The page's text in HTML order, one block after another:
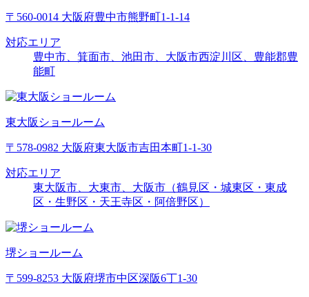
〒560-0014 大阪府豊中市熊野町1-1-14
対応エリア
豊中市、箕面市、池田市、大阪市西淀川区、豊能郡豊
能町
東大阪ショールーム
〒578-0982 大阪府東大阪市吉田本町1-1-30
対応エリア
東大阪市、大東市、大阪市（鶴見区・城東区・東成
区・生野区・天王寺区・阿倍野区）
堺ショールーム
〒599-8253 大阪府堺市中区深阪6丁1-30